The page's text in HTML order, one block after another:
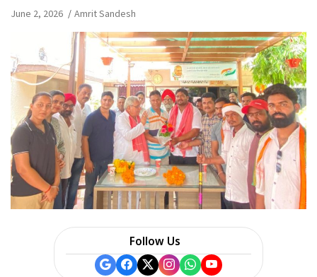
June 2, 2026 Amrit Sandesh
Follow Us